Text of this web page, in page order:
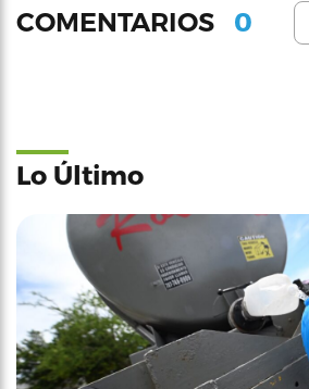
COMENTARIOS 0
Lo Último